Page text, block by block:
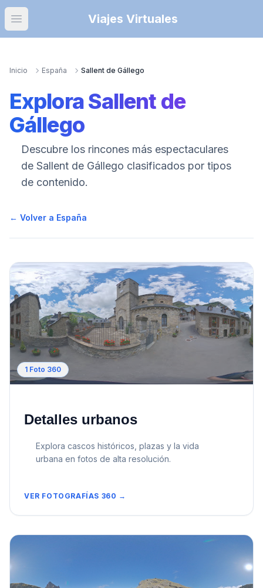
Open main menuViajes Virtuales
Inicio España Sallent de Gállego
ExploraSallent de
Gállego
Descubre los rincones más espectaculares
de Sallent de Gállego clasificados por tipos
de contenido.
← Volver a España
1 Foto 360
Detalles urbanos
Explora cascos históricos, plazas y la vida
urbana en fotos de alta resolución.
VER FOTOGRAFÍAS 360 →